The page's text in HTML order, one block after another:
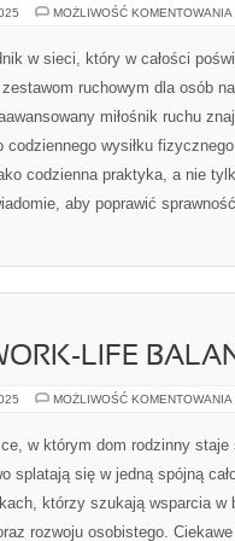
MOŻLIWOŚĆ KOMENTOWANIA
w sieci, który w całości
ruchowym dla osób
miłośnik ruchu
wysiłku
codzienna praktyka, a nie
aby poprawić
LIFE
MOŻLIWOŚĆ KOMENTOWANIA
w którym dom rodzinny
splatają się w jedną spójną
którzy szukają wsparcia w
rozwoju osobistego.